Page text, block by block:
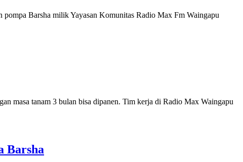
pompa Barsha milik Yayasan Komunitas Radio Max Fm Waingapu
masa tanam 3 bulan bisa dipanen. Tim kerja di Radio Max Waingapu
Barsha